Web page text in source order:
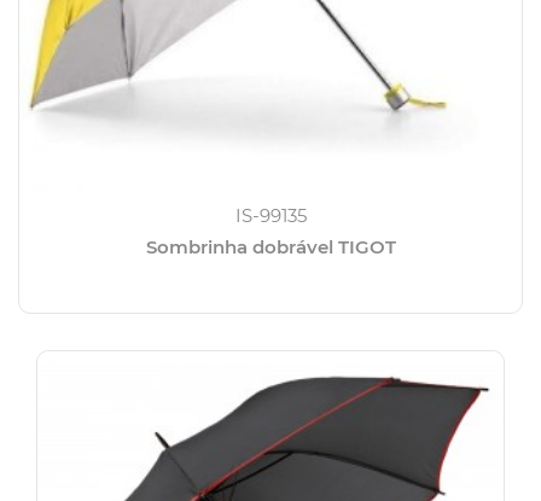
IS-99135
Sombrinha dobrável TIGOT